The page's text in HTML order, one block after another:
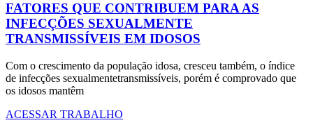
FATORES QUE CONTRIBUEM PARA AS
INFECÇÕES SEXUALMENTE
TRANSMISSÍVEIS EM IDOSOS
Com o crescimento da população idosa, cresceu também, o índice
de infecções sexualmentetransmissíveis, porém é comprovado que
os idosos mantêm
ACESSAR TRABALHO